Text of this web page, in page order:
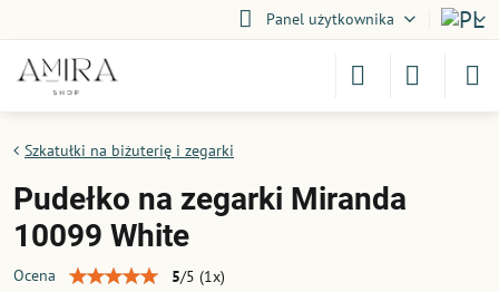
Panel użytkownika
Szkatułki na biżuterię i zegarki
Pudełko na zegarki Miranda
10099 White
Ocena 5/5 (1x)